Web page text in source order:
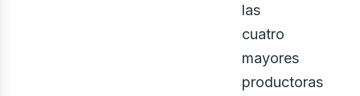
las
cuatro
mayores
productoras